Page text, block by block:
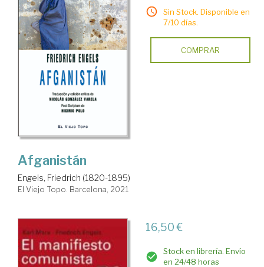
Sin Stock. Disponible en
7/10 días.
COMPRAR
Afganistán
Engels, Friedrich (1820-1895)
El Viejo Topo. Barcelona, 2021
16,50 €
Stock en librería. Envío
en 24/48 horas